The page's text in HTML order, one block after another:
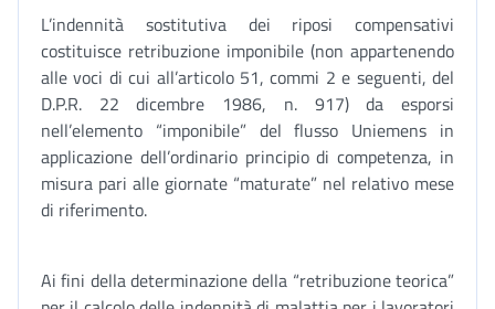
L’indennità sostitutiva dei riposi compensativi
costituisce retribuzione imponibile (non appartenendo
alle voci di cui all’articolo 51, commi 2 e seguenti, del
D.P.R. 22 dicembre 1986, n. 917) da esporsi
nell’elemento “imponibile” del flusso Uniemens in
applicazione dell’ordinario principio di competenza, in
misura pari alle giornate “maturate” nel relativo mese
di riferimento.
Ai fini della determinazione della “retribuzione teorica”